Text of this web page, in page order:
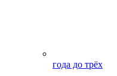
года до трёх